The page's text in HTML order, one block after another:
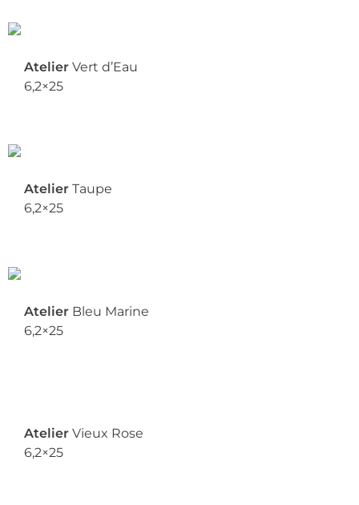
Atelier Vert d’Eau
6,2×25
Atelier Taupe
6,2×25
Atelier Bleu Marine
6,2×25
Atelier Vieux Rose
6,2×25